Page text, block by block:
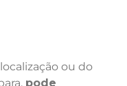
ou do
pode